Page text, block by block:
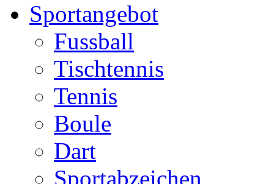
Sportangebot
Fussball
Tischtennis
Tennis
Boule
Dart
Sportabzeichen